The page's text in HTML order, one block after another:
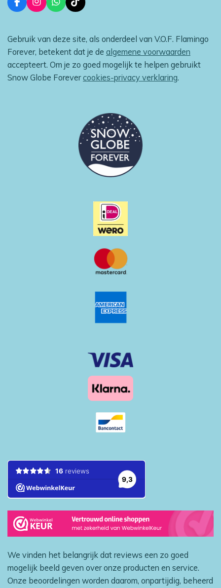
F
a
b
o
k
I
n
a
g
r
a
m
W
h
s
A
p
T
i
o
k
Gebruik van deze site, als onderdeel van V.O.F. Flamingo
Forever, betekent dat je de algemene voorwaarden
accepteert. Om je zo goed mogelijk te helpen gebruikt
Snow Globe Forevercookies-privacy verklaring.
We vinden het belangrijk dat reviews een zo goed
mogelijk beeld geven over onze producten en service.
Onze beoordelingen worden daarom, onpartijdig, beheerd